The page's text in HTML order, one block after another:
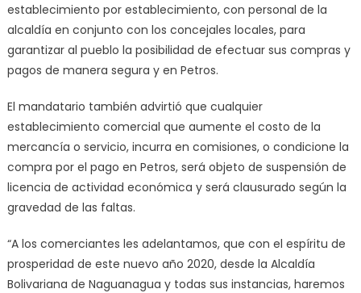
establecimiento por establecimiento, con personal de la
alcaldía en conjunto con los concejales locales, para
garantizar al pueblo la posibilidad de efectuar sus compras y
pagos de manera segura y en Petros.
El mandatario también advirtió que cualquier
establecimiento comercial que aumente el costo de la
mercancía o servicio, incurra en comisiones, o condicione la
compra por el pago en Petros, será objeto de suspensión de
licencia de actividad económica y será clausurado según la
gravedad de las faltas.
“A los comerciantes les adelantamos, que con el espíritu de
prosperidad de este nuevo año 2020, desde la Alcaldía
Bolivariana de Naguanagua y todas sus instancias, haremos